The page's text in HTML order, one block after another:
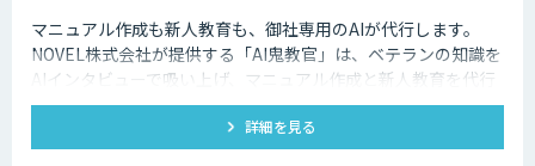
マニュアル作成も新人教育も、御社専用のAIが代行します。
NOVEL株式会社が提供する「AI鬼教官」は、ベテランの知識を
AIインタビューで吸い上げ、マニュアル作成と新人教育を代行
するAI教育係です。24時間・出典つきで新人の質問に答えま
詳細を見る